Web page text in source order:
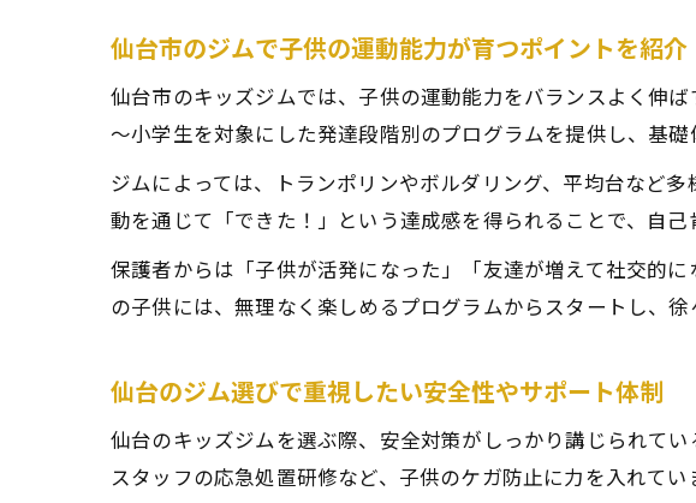
仙台のジ
仙台で人
家族で検
ジム利用で子
仙台ジム
ジム通い
仙台の
仙台ジム
仙台市のジムで子供の運動能力が育つポイントを紹介
仙台市のキッズジムでは、子供の運動能力をバランスよく伸
～小学生を対象にした発達段階別のプログラムを提供し、基
ジムによっては、トランポリンやボルダリング、平均台など
動を通じて「できた！」という達成感を得られることで、自己
保護者からは「子供が活発になった」「友達が増えて社交的
の子供には、無理なく楽しめるプログラムからスタートし、
仙台のジム選びで重視したい安全性やサポート体制
仙台のキッズジムを選ぶ際、安全対策がしっかり講じられて
スタッフの応急処置研修など、子供のケガ防止に力を入れて